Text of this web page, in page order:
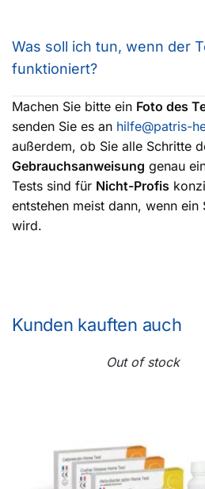
Was soll ich tun, wenn der
funktioniert?
Machen Sie bitte ein Foto des
senden Sie es an hilfe@patris-
außerdem, ob Sie alle Schritte
Gebrauchsanweisung genau
Tests sind für Nicht-Profis
entstehen meist dann, wenn ein
wird.
Kunden kauften auch
Out of stock